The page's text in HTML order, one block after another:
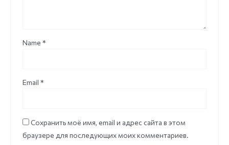
Name *
Email *
Сохранить моё имя, email и адрес сайта в этом
браузере для последующих моих комментариев.